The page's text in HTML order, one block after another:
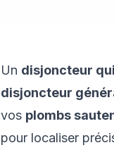
Un disjoncteur
disjoncteur
vos plombs
pour localiser